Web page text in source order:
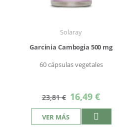
Solaray
Garcinia Cambogia 500 mg
60 cápsulas vegetales
23,81 € Precio
especial
16,49 €
VER MÁS